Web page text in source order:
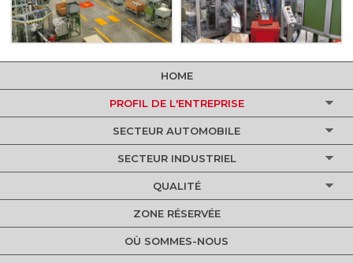
HOME
PROFIL DE L'ENTREPRISE
SECTEUR AUTOMOBILE
SECTEUR INDUSTRIEL
QUALITÉ
ZONE RÉSERVÉE
OÙ SOMMES-NOUS